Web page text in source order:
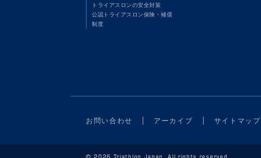
トライアスロンの安全対策
公認トライアスロン保険・補償
制度
お問い合わせ アーカイブ サイトマップ